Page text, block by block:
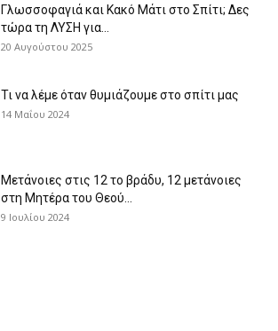
Γλωσσοφαγιά και Κακό Μάτι στο Σπίτι; Δες
τώρα τη ΛΥΣΗ για...
20 Αυγούστου 2025
Τι να λέμε όταν θυμιάζουμε στο σπίτι μας
14 Μαΐου 2024
Μετάνοιες στις 12 το βράδυ, 12 μετάνοιες
στη Μητέρα του Θεού...
9 Ιουλίου 2024